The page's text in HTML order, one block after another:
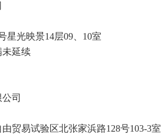
星光映景14层09、10室
未延续
司
贸易试验区北张家浜路128号103-3室